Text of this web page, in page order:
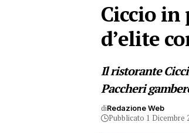
Ciccio
d’elite
Il ristorante
Paccheri
diRedazione Web
Pubblicato 1 Dicembre